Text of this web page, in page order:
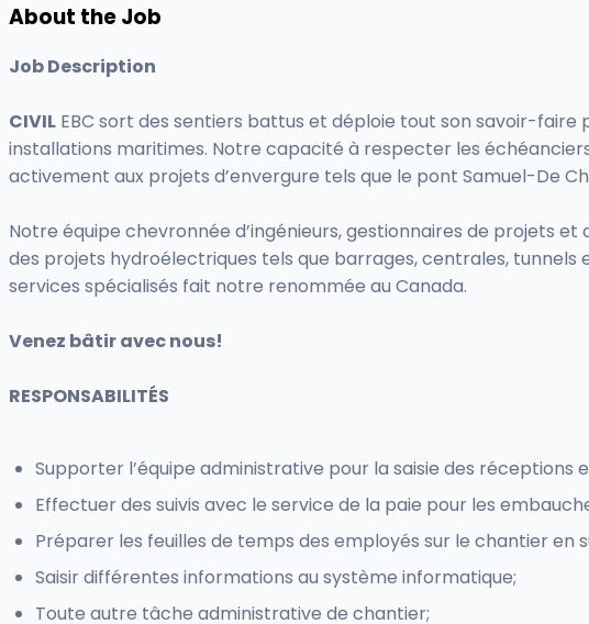
About the Job
Job Description
CIVIL EBC sort des sentiers battus et déploie tout son savoir-
installations maritimes. Notre capacité à respecter les
activement aux projets d’envergure tels que le pont Samuel-De
Notre équipe chevronnée d’ingénieurs, gestionnaires de projets
des projets hydroélectriques tels que barrages, centrales,
services spécialisés fait notre renommée au Canada.
Venez bâtir avec nous!
RESPONSABILITÉS
Supporter l’équipe administrative pour la saisie des
Effectuer des suivis avec le service de la paie pour les
Préparer les feuilles de temps des employés sur le chantier en
Saisir différentes informations au système informatique;
Toute autre tâche administrative de chantier;